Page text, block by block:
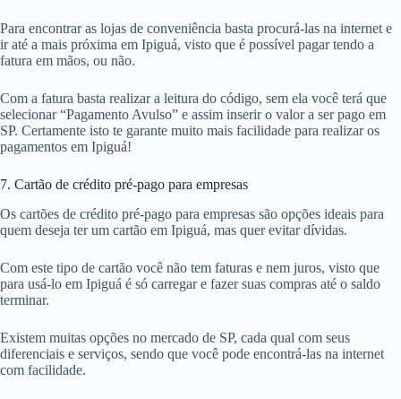
Para encontrar as lojas de conveniência basta procurá-las na internet e
ir até a mais próxima em Ipiguá, visto que é possível pagar tendo a
fatura em mãos, ou não.
Com a fatura basta realizar a leitura do código, sem ela você terá que
selecionar “Pagamento Avulso” e assim inserir o valor a ser pago em
SP. Certamente isto te garante muito mais facilidade para realizar os
pagamentos em Ipiguá!
7. Cartão de crédito pré-pago para empresas
Os cartões de crédito pré-pago para empresas são opções ideais para
quem deseja ter um cartão em Ipiguá, mas quer evitar dívidas.
Com este tipo de cartão você não tem faturas e nem juros, visto que
para usá-lo em Ipiguá é só carregar e fazer suas compras até o saldo
terminar.
Existem muitas opções no mercado de SP, cada qual com seus
diferenciais e serviços, sendo que você pode encontrá-las na internet
com facilidade.